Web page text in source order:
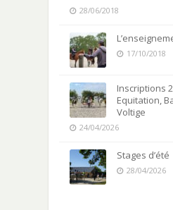
28/06/2018
17/10/2018
Inscriptions
Equitation,
Voltige
24/04/2026
Stages d’été
28/04/2026